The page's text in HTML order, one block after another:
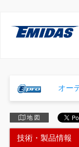
オー
地 図
技術・製品情報